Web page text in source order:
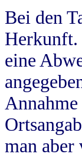
Bei den
Herkunft.
eine
man aber